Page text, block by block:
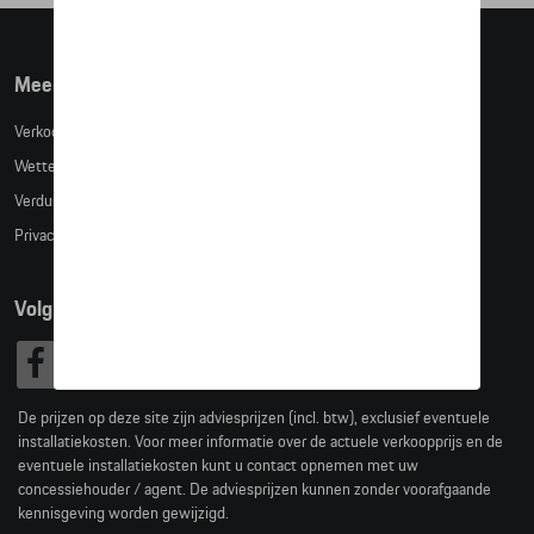
Meer info
Verkoopsvoorwaarden
Wettelijke bepalingen
Verduidelijking kledingmaten
Privacybeleid
Volg Ons
De prijzen op deze site zijn adviesprijzen (incl. btw), exclusief eventuele
installatiekosten. Voor meer informatie over de actuele verkoopprijs en de
eventuele installatiekosten kunt u contact opnemen met uw
concessiehouder / agent. De adviesprijzen kunnen zonder voorafgaande
kennisgeving worden gewijzigd.